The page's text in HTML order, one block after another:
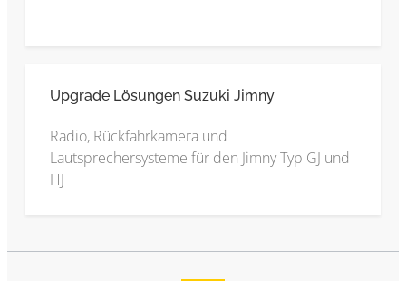
Upgrade Lösungen Suzuki Jimny
Radio, Rückfahrkamera und
Lautsprechersysteme für den Jimny Typ GJ und
HJ